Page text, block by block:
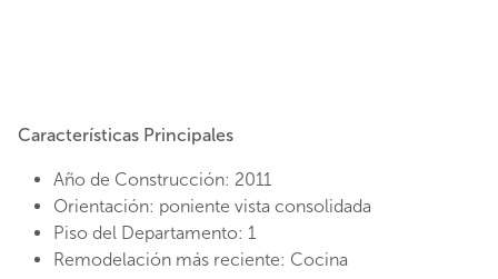
Características Principales
Año de Construcción: 2011
Orientación: poniente vista consolidada
Piso del Departamento: 1
Remodelación más reciente: Cocina